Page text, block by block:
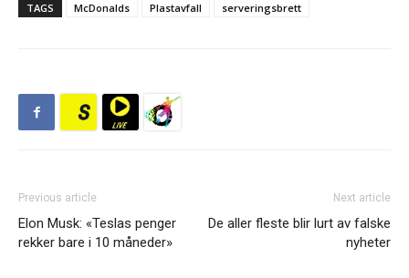
TAGS McDonalds Plastavfall serveringsbrett
Previous article
Elon Musk: «Teslas penger
rekker bare i 10 måneder»
Next article
De aller fleste blir lurt av falske
nyheter